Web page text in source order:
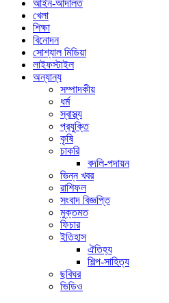
আইন-আদালত
খেলা
শিক্ষা
বিনোদন
সোশ্যাল মিডিয়া
লাইফস্টাইল
অন্যান্য
সম্পাদকীয়
ধর্ম
স্বাস্থ্য
প্রযুক্তি
কৃষি
চাকরি
বদলি-পদায়ন
ভিন্ন খবর
রাশিফল
সংবাদ বিজ্ঞপ্তি
মুক্তমত
ফিচার
ইতিহাস
ঐতিহ্য
শিল্প-সাহিত্য
ছবিঘর
ভিডিও